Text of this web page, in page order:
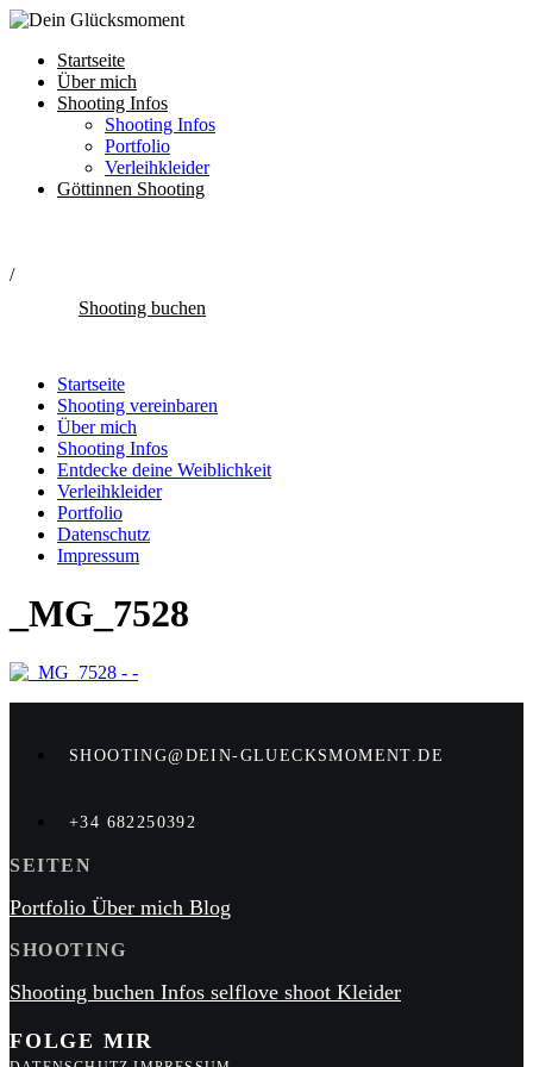
Startseite
Über mich
Shooting Infos
Shooting Infos
Portfolio
Verleihkleider
Göttinnen Shooting
/
Shooting buchen
Startseite
Shooting vereinbaren
Über mich
Shooting Infos
Entdecke deine Weiblichkeit
Verleihkleider
Portfolio
Datenschutz
Impressum
_MG_7528
SHOOTING@DEIN-GLUECKSMOMENT.DE
+34 682250392
SEITEN
Portfolio Über mich Blog
SHOOTING
Shooting buchen Infos selflove shoot Kleider
FOLGE MIR